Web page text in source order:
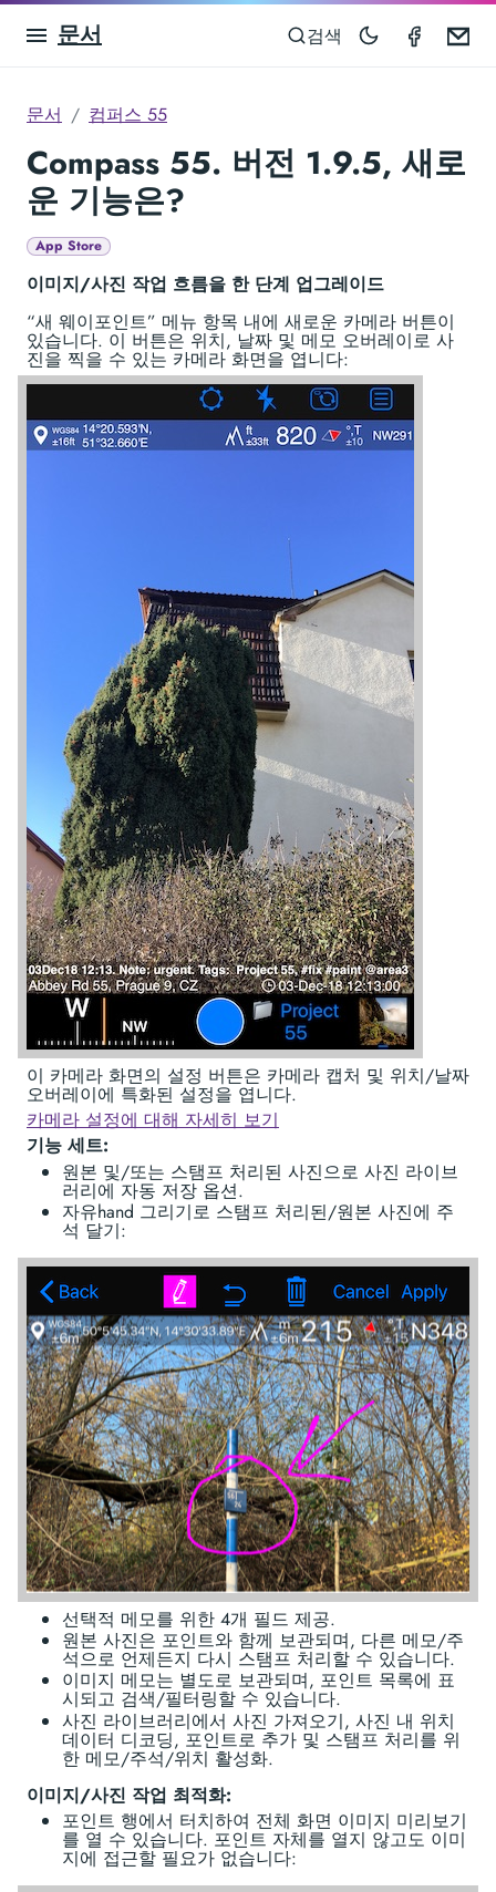
문서 검색
문서 컴퍼스 55
Compass 55. 버전 1.9.5, 새로
운 기능은?
App Store
이미지/사진 작업 흐름을 한 단계 업그레이드
“새 웨이포인트” 메뉴 항목 내에 새로운 카메라 버튼이
있습니다. 이 버튼은 위치, 날짜 및 메모 오버레이로 사
진을 찍을 수 있는 카메라 화면을 엽니다:
이 카메라 화면의 설정 버튼은 카메라 캡처 및 위치/날짜
오버레이에 특화된 설정을 엽니다.
카메라 설정에 대해 자세히 보기
기능 세트:
원본 및/또는 스탬프 처리된 사진으로 사진 라이브
러리에 자동 저장 옵션.
자유hand 그리기로 스탬프 처리된/원본 사진에 주
석 달기:
선택적 메모를 위한 4개 필드 제공.
원본 사진은 포인트와 함께 보관되며, 다른 메모/주
석으로 언제든지 다시 스탬프 처리할 수 있습니다.
이미지 메모는 별도로 보관되며, 포인트 목록에 표
시되고 검색/필터링할 수 있습니다.
사진 라이브러리에서 사진 가져오기, 사진 내 위치
데이터 디코딩, 포인트로 추가 및 스탬프 처리를 위
한 메모/주석/위치 활성화.
이미지/사진 작업 최적화:
포인트 행에서 터치하여 전체 화면 이미지 미리보기
를 열 수 있습니다. 포인트 자체를 열지 않고도 이미
지에 접근할 필요가 없습니다: